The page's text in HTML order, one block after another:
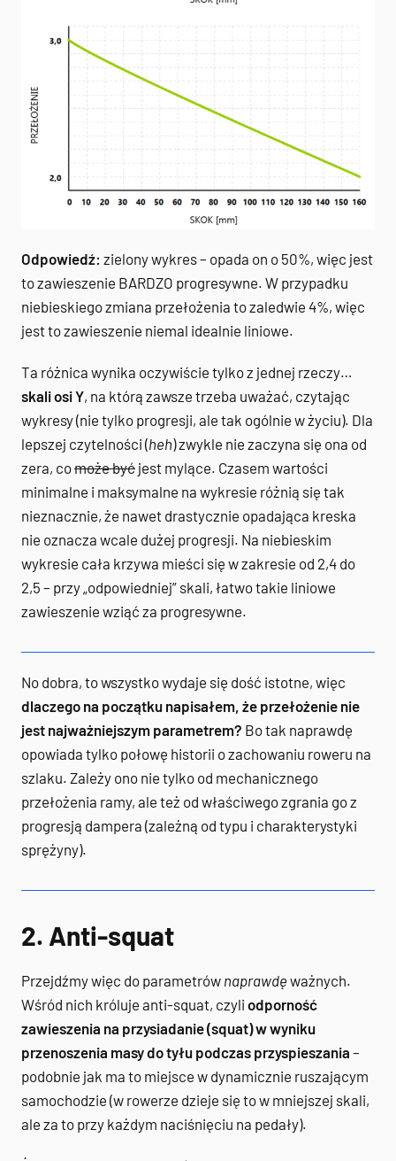
Odpowiedź: zielony wykres – opada on o 50%, więc jest
to zawieszenie BARDZO progresywne. W przypadku
niebieskiego zmiana przełożenia to zaledwie 4%, więc
jest to zawieszenie niemal idealnie liniowe.
Ta różnica wynika oczywiście tylko z jednej rzeczy…
skali osi Y, na którą zawsze trzeba uważać, czytając
wykresy (nie tylko progresji, ale tak ogólnie w życiu). Dla
lepszej czytelności (heh) zwykle nie zaczyna się ona od
zera, comoże być jest mylące. Czasem wartości
minimalne i maksymalne na wykresie różnią się tak
nieznacznie, że nawet drastycznie opadająca kreska
nie oznacza wcale dużej progresji. Na niebieskim
wykresie cała krzywa mieści się w zakresie od 2,4 do
2,5 – przy „odpowiedniej” skali, łatwo takie liniowe
zawieszenie wziąć za progresywne.
No dobra, to wszystko wydaje się dość istotne, więc
dlaczego na początku napisałem, że przełożenie nie
jest najważniejszym parametrem? Bo tak naprawdę
opowiada tylko połowę historii o zachowaniu roweru na
szlaku. Zależy ono nie tylko od mechanicznego
przełożenia ramy, ale też od właściwego zgrania go z
progresją dampera (zależną od typu i charakterystyki
sprężyny).
2. Anti-squat
Przejdźmy więc do parametrów naprawdę ważnych.
Wśród nich króluje anti-squat, czyli odporność
zawieszenia na przysiadanie (squat) w wyniku
przenoszenia masy do tyłu podczas przyspieszania –
podobnie jak ma to miejsce w dynamicznie ruszającym
samochodzie (w rowerze dzieje się to w mniejszej skali,
ale za to przy każdym naciśnięciu na pedały).